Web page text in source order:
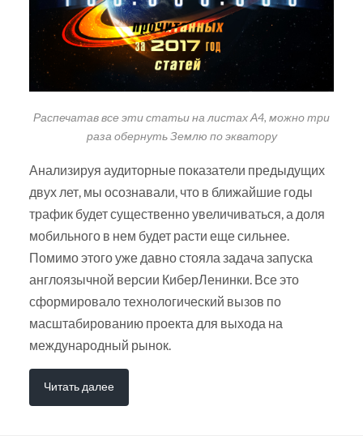
Распечатав все эти статьи на листах А4, можно три
раза обернуть Землю по экватору
Анализируя аудиторные показатели предыдущих
двух лет, мы осознавали, что в ближайшие годы
трафик будет существенно увеличиваться, а доля
мобильного в нем будет расти еще сильнее.
Помимо этого уже давно стояла задача запуска
англоязычной версии КиберЛенинки. Все это
сформировало технологический вызов по
масштабированию проекта для выхода на
международный рынок.
Читать далее